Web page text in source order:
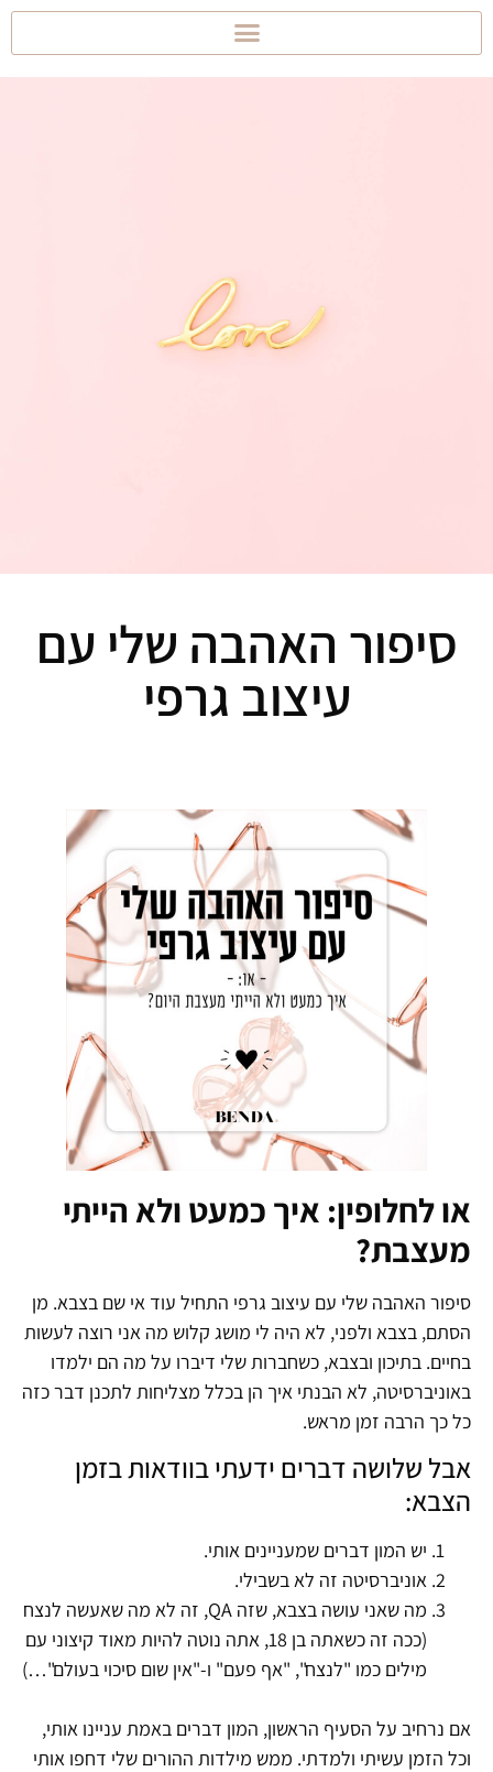
סיפור האהבה שלי עם
עיצוב גרפי
או לחלופין: איך כמעט ולא הייתי
מעצבת?
סיפור האהבה שלי עם עיצוב גרפי התחיל עוד אי שם בצבא. מן
הסתם, בצבא ולפני, לא היה לי מושג קלוש מה אני רוצה לעשות
בחיים. בתיכון ובצבא, כשחברות שלי דיברו על מה הם ילמדו
באוניברסיטה, לא הבנתי איך הן בכלל מצליחות לתכנן דבר כזה
כל כך הרבה זמן מראש.
אבל שלושה דברים ידעתי בוודאות בזמן
הצבא:
יש המון דברים שמעניינים אותי.
אוניברסיטה זה לא בשבילי.
מה שאני עושה בצבא, שזה QA, זה לא מה שאעשה לנצח
(ככה זה כשאתה בן 18, אתה נוטה להיות מאוד קיצוני עם
מילים כמו "לנצח", "אף פעם" ו-"אין שום סיכוי בעולם"…)
אם נרחיב על הסעיף הראשון, המון דברים באמת עניינו אותי,
וכל הזמן עשיתי ולמדתי. ממש מילדות ההורים שלי דחפו אותי